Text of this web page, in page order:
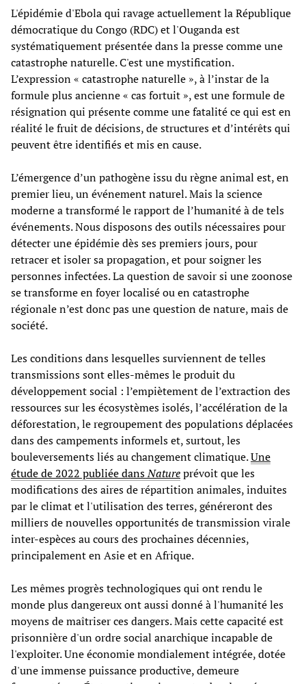
L'épidémie d'Ebola qui ravage actuellement la République
démocratique du Congo (RDC) et l'Ouganda est
systématiquement présentée dans la presse comme une
catastrophe naturelle. C'est une mystification.
L’expression « catastrophe naturelle », à l’instar de la
formule plus ancienne « cas fortuit », est une formule de
résignation qui présente comme une fatalité ce qui est en
réalité le fruit de décisions, de structures et d’intérêts qui
peuvent être identifiés et mis en cause.
L’émergence d’un pathogène issu du règne animal est, en
premier lieu, un événement naturel. Mais la science
moderne a transformé le rapport de l’humanité à de tels
événements. Nous disposons des outils nécessaires pour
détecter une épidémie dès ses premiers jours, pour
retracer et isoler sa propagation, et pour soigner les
personnes infectées. La question de savoir si une zoonose
se transforme en foyer localisé ou en catastrophe
régionale n’est donc pas une question de nature, mais de
société.
Les conditions dans lesquelles surviennent de telles
transmissions sont elles-mêmes le produit du
développement social : l’empiètement de l’extraction des
ressources sur les écosystèmes isolés, l’accélération de la
déforestation, le regroupement des populations déplacées
dans des campements informels et, surtout, les
bouleversements liés au changement climatique.Une
étude de 2022 publiée dansNatureprévoit que les
modifications des aires de répartition animales, induites
par le climat et l'utilisation des terres, généreront des
milliers de nouvelles opportunités de transmission virale
inter-espèces au cours des prochaines décennies,
principalement en Asie et en Afrique.
Les mêmes progrès technologiques qui ont rendu le
monde plus dangereux ont aussi donné à l'humanité les
moyens de maîtriser ces dangers. Mais cette capacité est
prisonnière d'un ordre social anarchique incapable de
l'exploiter. Une économie mondialement intégrée, dotée
d'une immense puissance productive, demeure